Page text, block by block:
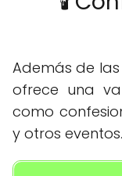
Además de las
ofrece una
como
y otros eventos.